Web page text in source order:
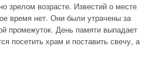
зрелом возрасте. Известий о месте
время нет. Они были утрачены за
промежуток. День памяти выпадает
посетить храм и поставить свечу, а